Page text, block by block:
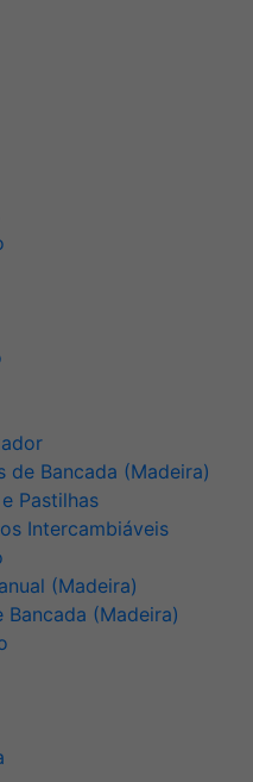
de Bancada (Madeira)
Pastilhas
Intercambiáveis
(Madeira)
Bancada (Madeira)